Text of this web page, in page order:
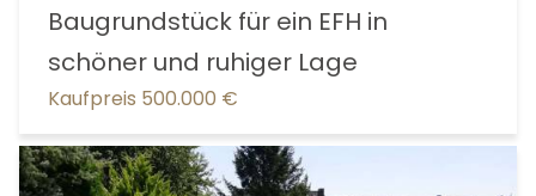
Baugrundstück für ein EFH in
schöner und ruhiger Lage
Kaufpreis 500.000 €